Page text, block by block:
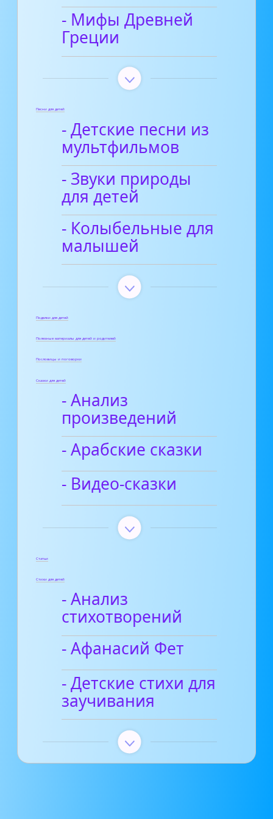
- Мифы Древней
Греции
Песни для детей
- Детские песни из
мультфильмов
- Звуки природы
для детей
- Колыбельные для
малышей
Поделки для детей
Полезные материалы для детей и родителей
Пословицы и поговорки
Сказки для детей
- Анализ
произведений
- Арабские сказки
- Видео-сказки
Статьи
Стихи для детей
- Анализ
стихотворений
- Афанасий Фет
- Детские стихи для
заучивания